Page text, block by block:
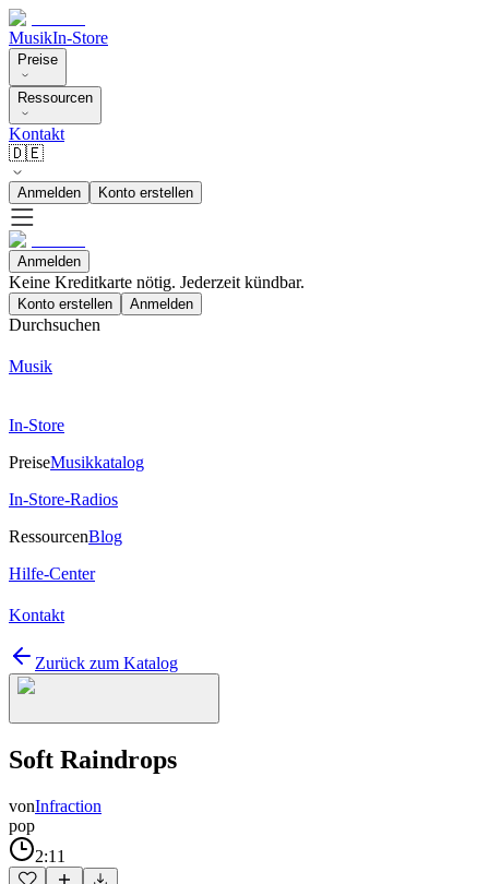
MusikIn-Store
Preise
Ressourcen
Kontakt
🇩🇪
Anmelden Konto erstellen
Anmelden
Keine Kreditkarte nötig. Jederzeit kündbar.
Konto erstellen Anmelden
Durchsuchen
Musik
In-Store
PreiseMusikkatalog
In-Store-Radios
RessourcenBlog
Hilfe-Center
Kontakt
Zurück zum Katalog
Soft Raindrops
vonInfraction
pop
2:11